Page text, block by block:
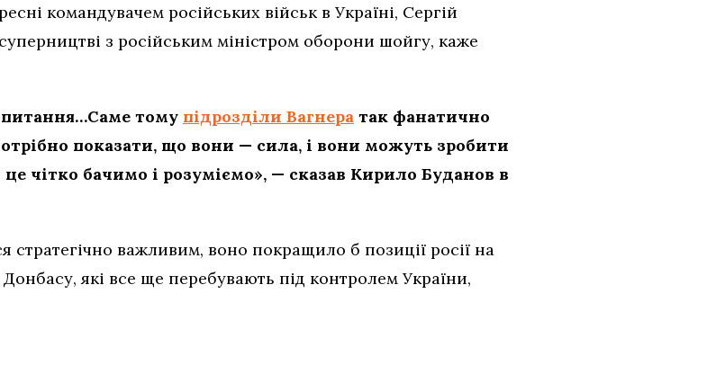
командувачем російських військ в Україні, Сергій
з російським міністром оборони шойгу, каже
питання…Саме тому підрозділи Вагнера так фанатично
показати, що вони — сила, і вони можуть зробити
чітко бачимо і розуміємо», — сказав Кирило Буданов в
стратегічно важливим, воно покращило б позиції росії на
які все ще перебувають під контролем України,